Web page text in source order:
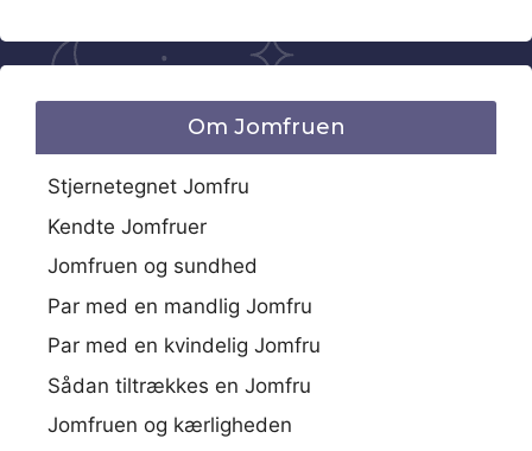
Om Jomfruen
Stjernetegnet Jomfru
Kendte Jomfruer
Jomfruen og sundhed
Par med en mandlig Jomfru
Par med en kvindelig Jomfru
Sådan tiltrækkes en Jomfru
Jomfruen og kærligheden